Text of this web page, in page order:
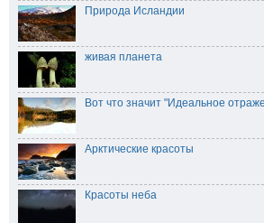
Природа Исландии
живая планета
Вот что значит "Идеальное
Арктические красоты
Красоты неба